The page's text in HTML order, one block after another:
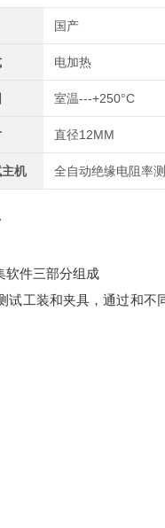
国产
电加热
室温---+250°C
直径12MM
机 全自动绝缘电阻率
软件三部分组成
工装和夹具，通过和不